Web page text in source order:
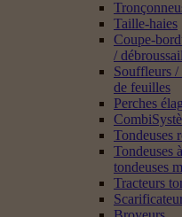
Taille-haies
Coupe-
/
Souffleurs /
de feuilles
Perches
Tondeuses
tondeuses
Tracteurs